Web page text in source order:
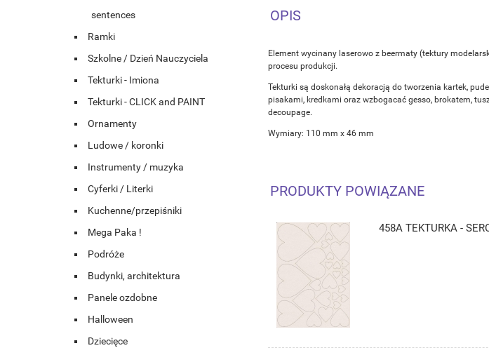
sentences
Ramki
Szkolne / Dzień Nauczyciela
Tekturki - Imiona
Tekturki - CLICK and PAINT
Ornamenty
Ludowe / koronki
Instrumenty / muzyka
Cyferki / Literki
Kuchenne/przepiśniki
Mega Paka !
Podróże
Budynki, architektura
Panele ozdobne
Halloween
Dziecięce
OPIS
Element wycinany laserowo z beermaty (tektury
procesu produkcji.
Tekturki są doskonałą dekoracją do tworzenia kartek,
pisakami, kredkami oraz wzbogacać gesso, brokatem,
decoupage.
Wymiary: 110 mm x 46 mm
PRODUKTY POWIĄZANE
458A TEKTURKA -